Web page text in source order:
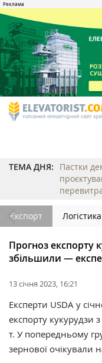
ТЕМА ДНЯ:
Пастки
Експорт Логістика
Прогноз експорту
збільшили —
13 січня 2023, 16:21
Експерти USDA у
експорту кукурудзи
т. У попередньому
зернової очікували